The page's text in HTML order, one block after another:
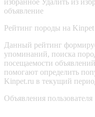
объявление
Рейтинг породы на Kinpet
Данный рейтинг
упоминаний, поиска
посещаемости
помогают определить
Kinpet.ru в текущий
Объявления пользователя